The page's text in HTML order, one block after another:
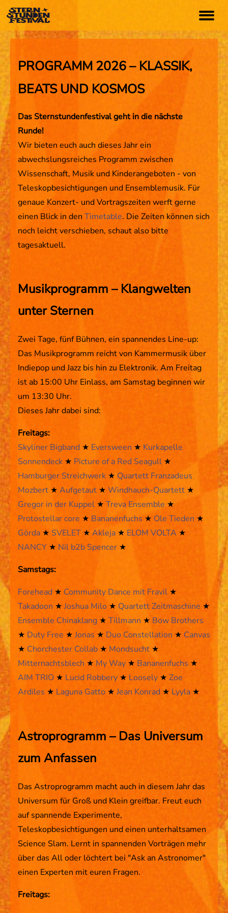
TICKETS
ARTISTS
Programm
Timetable
Festival App
INFO
Anfahrt
Lageplan
FAQs
Mission Statement
Rückblick 25
Support Us!
Impressum
Datenschutz
AGB
PROGRAMM 2026 – KLASSIK,
BEATS UND KOSMOS
Das Sternstundenfestival geht in die nächste
Runde!
Wir bieten euch auch dieses Jahr ein
abwechslungsreiches Programm zwischen
Wissenschaft, Musik und Kinderangeboten - von
Teleskopbesichtigungen und Ensemblemusik. Für
genaue Konzert- und Vortragszeiten werft gerne
einen Blick in den Timetable. Die Zeiten können sich
noch leicht verschieben, schaut also bitte
tagesaktuell.
Musikprogramm – Klangwelten
unter Sternen
Zwei Tage, fünf Bühnen, ein spannendes Line-up:
Das Musikprogramm reicht von Kammermusik über
Indiepop und Jazz bis hin zu Elektronik. Am Freitag
ist ab 15:00 Uhr Einlass, am Samstag beginnen wir
um 13:30 Uhr.
Dieses Jahr dabei sind:
Freitags:
Skyliner Bigband ★ Eversween ★ Kurkapelle
Sonnendeck ★ Picture of a Red Seagull ★
Hamburger Streichwerk ★ Quartett Franzadeus
Mozbert ★ Aufgetaut ★ Windhauch-Quartett ★
Gregor in der Kuppel ★ Treva Ensemble ★
Protostellar core ★ Bananenfuchs ★ Ole Tieden ★
Görda ★ SVELET ★ Akleja ★ ELOM VOLTA ★
NANCY ★ Nil b2b Spencer ★
Samstags:
Forehead ★ Community Dance mit Fravil ★
Takadoon ★ Joshua Milo ★ Quartett Zeitmaschine ★
Ensemble Chinaklang ★ Tillmann ★ Bow Brothers
★ Duty Free ★Jonas ★ Duo Constellation ★ Canvas
★ Chorchester Collab ★ Mondsucht ★
Mitternachtsblech ★ My Way ★ Bananenfuchs ★
AIM TRIO ★ Lucid Robbery ★ Loosely ★ Zoe
Ardiles ★ Laguna Gatto ★ Jean Konrad ★ Lyyla ★
Astroprogramm – Das Universum
zum Anfassen
Das Astroprogramm macht auch in diesem Jahr das
Universum für Groß und Klein greifbar. Freut euch
auf spannende Experimente,
Teleskopbesichtigungen und einen unterhaltsamen
Science Slam. Lernt in spannenden Vorträgen mehr
über das All oder löchtert bei "Ask an Astronomer"
einen Experten mit euren Fragen.
Freitags: